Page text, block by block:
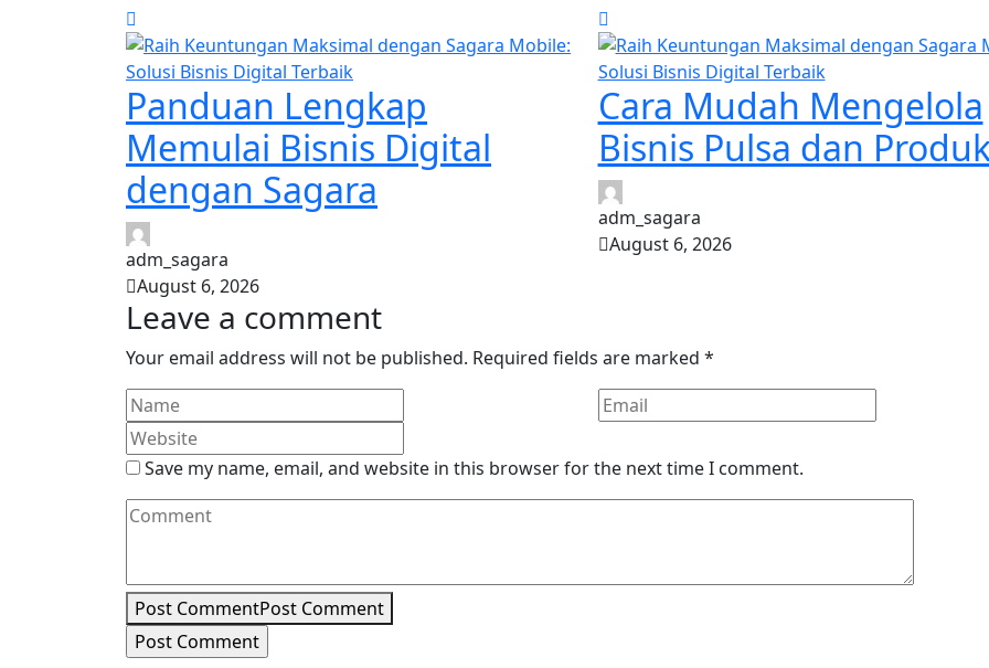
Panduan Lengkap
Memulai Bisnis Digital
dengan Sagara
adm_sagara
August 6, 2026
Cara Mudah Mengelola
Bisnis Pulsa dan
adm_sagara
August 6, 2026
Leave a comment
Your email address will not be published. Required fields are marked *
Save my name, email, and website in this browser for the next time I comment.
Post CommentPost Comment